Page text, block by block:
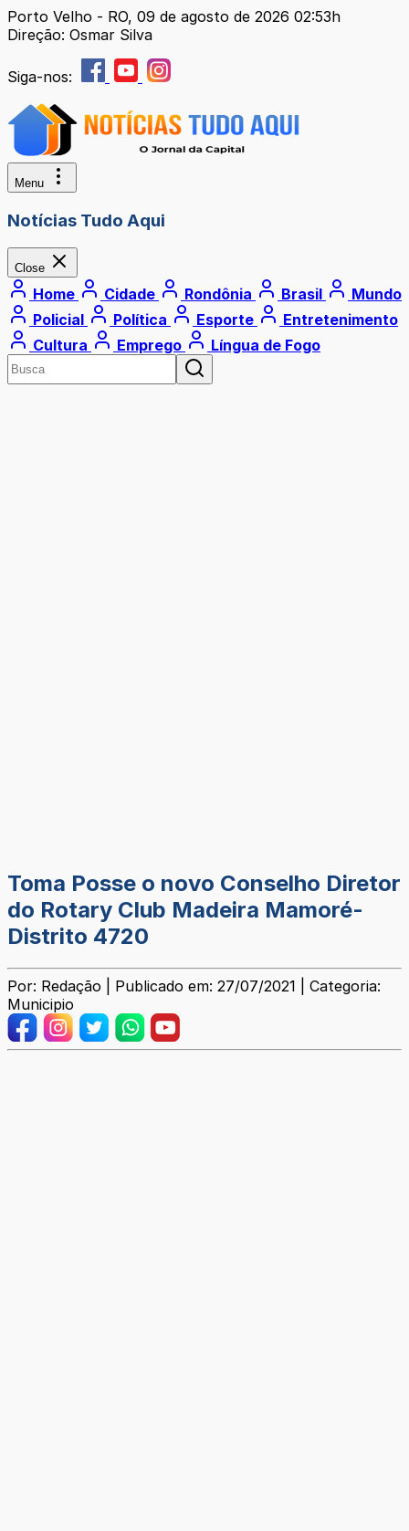
Porto Velho - RO, 09 de agosto de 2026 02:53h
Direção: Osmar Silva
Siga-nos:
Menu
Notícias Tudo Aqui
Close
Home Cidade Rondônia Brasil
Mundo
Policial
Política Esporte
Entretenimento
Cultura
Emprego Língua de Fogo
Toma Posse o novo Conselho Diretor
do Rotary Club Madeira Mamoré-
Distrito 4720
Por: Redação | Publicado em: 27/07/2021 | Categoria:
Municipio